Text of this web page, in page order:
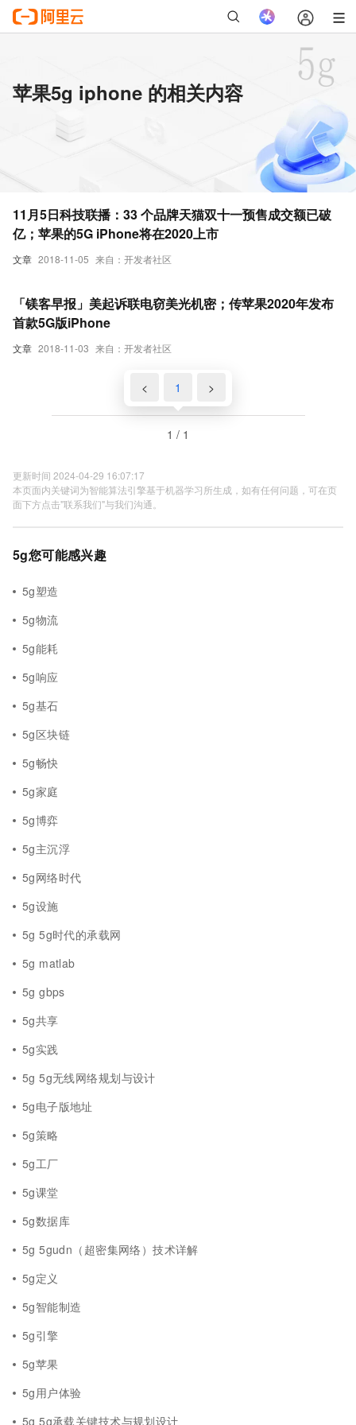
苹果5g iphone 的相关内容
文章 2018-11-05 来自：开发者社区
11月5日科技联播：33 个品牌天猫双十一预售成交额已破
亿；苹果的5G iPhone将在2020上市
文章 2018-11-03 来自：开发者社区
「镁客早报」美起诉联电窃美光机密；传苹果2020年发布
首款5G版iPhone
< 1 >
1 / 1
更新时间 2024-04-29 16:07:17
本页面内关键词为智能算法引擎基于机器学习所生成，如有任何问题，可在页
面下方点击"联系我们"与我们沟通。
5g您可能感兴趣
5g塑造
5g物流
5g能耗
5g响应
5g基石
5g区块链
5g畅快
5g家庭
5g博弈
5g主沉浮
5g网络时代
5g设施
5g 5g时代的承载网
5g matlab
5g gbps
5g共享
5g实践
5g 5g无线网络规划与设计
5g电子版地址
5g策略
5g工厂
5g课堂
5g数据库
5g 5gudn（超密集网络）技术详解
5g定义
5g智能制造
5g引擎
5g苹果
5g用户体验
5g 5g承载关键技术与规划设计